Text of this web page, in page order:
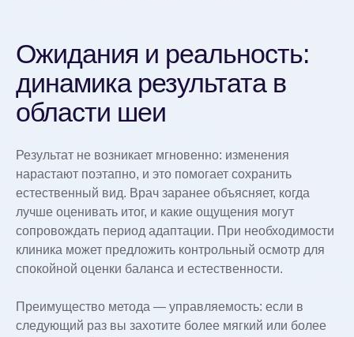
Ожидания и реальность:
динамика результата в
области шеи
Результат не возникает мгновенно: изменения
нарастают поэтапно, и это помогает сохранить
естественный вид. Врач заранее объясняет, когда
лучше оценивать итог, и какие ощущения могут
сопровождать период адаптации. При необходимости
клиника может предложить контрольный осмотр для
спокойной оценки баланса и естественности.
Преимущество метода — управляемость: если в
следующий раз вы захотите более мягкий или более